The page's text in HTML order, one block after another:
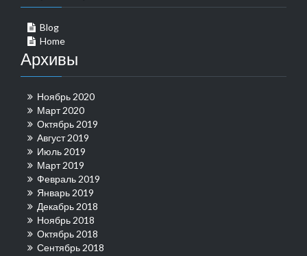
Blog
Home
Архивы
Ноябрь 2020
Март 2020
Октябрь 2019
Август 2019
Июль 2019
Март 2019
Февраль 2019
Январь 2019
Декабрь 2018
Ноябрь 2018
Октябрь 2018
Сентябрь 2018